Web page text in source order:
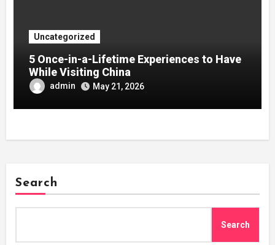
Uncategorized
5 Once-in-a-Lifetime Experiences to Have
While Visiting China
admin May 21, 2026
Search
Search